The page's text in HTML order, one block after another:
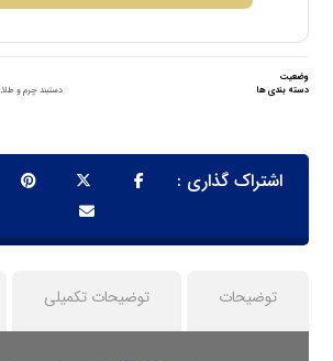
وضعیت
دسته بندی ها
دستبند چرم و طلا,
توضیحات توضیحات تکمیلی